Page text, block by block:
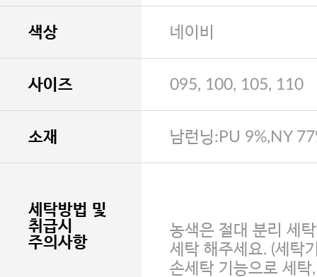
색상 네이비
사이즈 095, 100, 105, 110
소재 남런닝:PU 9%,NY
세탁방법 및
취급시
주의사항
농색은 절대 분리 세
세탁 해주세요. (세탁
손세탁 기능으로 세탁